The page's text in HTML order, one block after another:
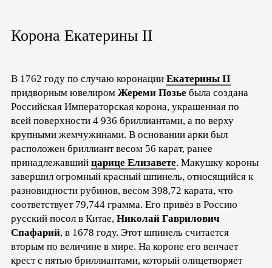
Корона Екатерины II
В 1762 году по случаю коронации Екатерины II
придворным ювелиром Жереми Позье была создана
Российская Императорская корона, украшенная по
всей поверхности 4 936 бриллиантами, а по верху
крупными жемчужинами. В основании арки был
расположен бриллиант весом 56 карат, ранее
принадлежавший царице Елизавете. Макушку короны
завершил огромный красный шпинель, относящийся к
разновидности рубинов, весом 398,72 карата, что
соответствует 79,744 грамма. Его привёз в Россию
русский посол в Китае, Николай Гаврилович
Спафарий, в 1678 году. Этот шпинель считается
вторым по величине в мире. На короне его венчает
крест с пятью бриллиантами, который олицетворяет